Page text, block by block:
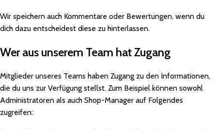
Wir speichern auch Kommentare oder Bewertungen, wenn du
dich dazu entscheidest diese zu hinterlassen.
Wer aus unserem Team hat Zugang
Mitglieder unseres Teams haben Zugang zu den Informationen,
die du uns zur Verfügung stellst. Zum Beispiel können sowohl
Administratoren als auch Shop-Manager auf Folgendes
zugreifen: